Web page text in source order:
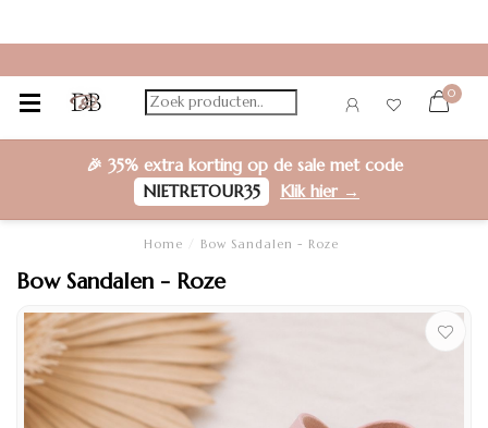
0
🎉 35% extra kortingop de sale met code
NIETRETOUR35
Klik hier →
Home Bow Sandalen - Roze
Bow Sandalen - Roze